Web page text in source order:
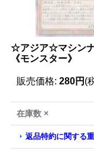
☆アジア☆マシンナ
《モンスター》
販売価格: 280円 (
在庫数 ×
返品特約に関する